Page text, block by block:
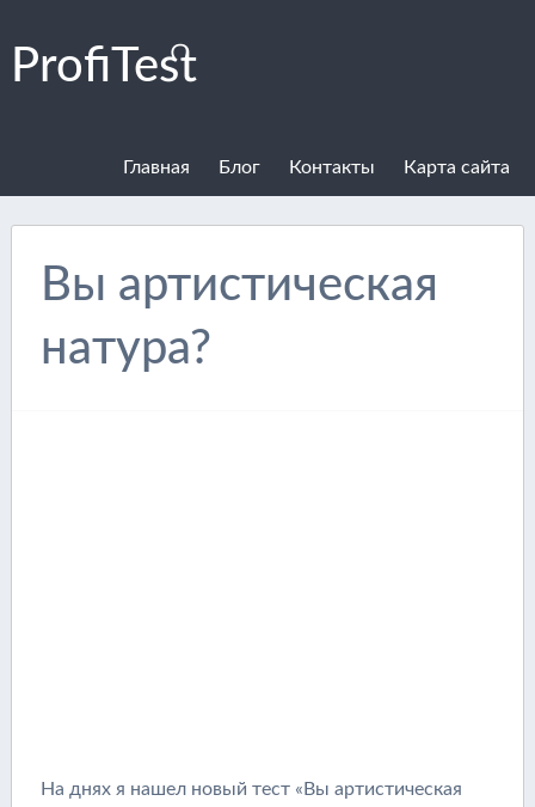
ProfiTest
Карта сайта
Контакты
Блог
Главная
Вы артистическая
натура?
На днях я нашел новый тест «Вы артистическая